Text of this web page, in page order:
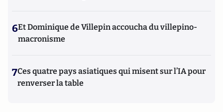
6Et Dominique de Villepin accoucha du villepino-
macronisme
7Ces quatre pays asiatiques qui misent sur l’IA pour
renverser la table